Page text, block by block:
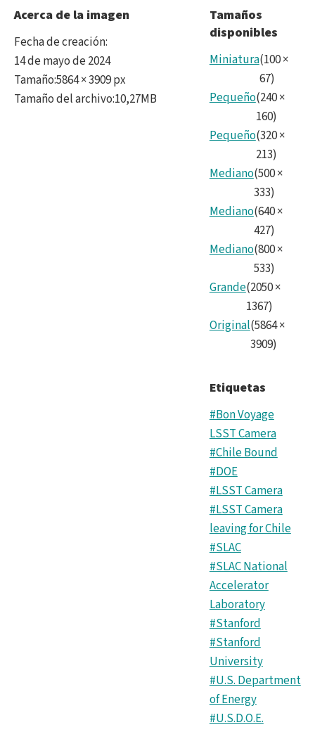
Acerca de la imagen
Fecha de creación:
14 de mayo de 2024
Tamaño:5864 × 3909 px
Tamaño del archivo:10,27MB
Tamaños
disponibles
Miniatura(100×
67)
Pequeño(240×
160)
Pequeño(320×
213)
Mediano(500×
333)
Mediano(640×
427)
Mediano(800×
533)
Grande(2050×
1367)
Original(5864×
3909)
Etiquetas
#Bon Voyage
LSST Camera
#Chile Bound
#DOE
#LSST Camera
#LSST Camera
leaving for Chile
#SLAC
#SLAC National
Accelerator
Laboratory
#Stanford
#Stanford
University
#U.S. Department
of Energy
#U.S.D.O.E.